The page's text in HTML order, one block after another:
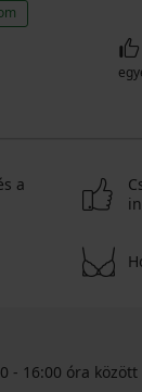
a
- 16:00 óra között